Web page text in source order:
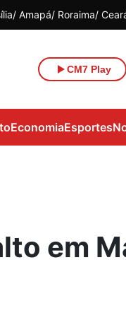
Amapá Roraima
CM7 Play
EconomiaEsportes
em